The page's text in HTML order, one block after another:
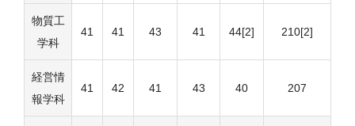
物質工
学科
41 41 43 41 44[2] 210[2]
経営情
報学科
41 42 41 43 40 207